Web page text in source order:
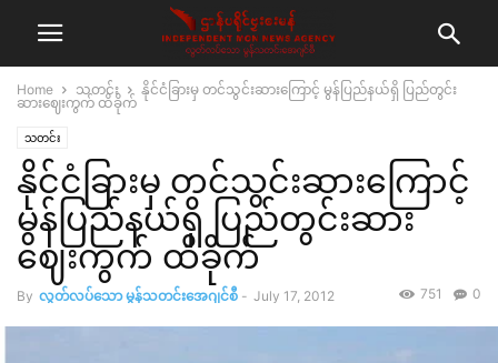
Home သတင်း
နိုင်ငံခြားမှ တင်သွင်းဆားကြောင့် မွန်ပြည်နယ်ရှိ ပြည်တွင်း
ဆားဈေးကွက် ထိခိုက်
သတင်း
နိုင်ငံခြားမှ တင်သွင်းဆားကြောင့်
မွန်ပြည်နယ်ရှိ ပြည်တွင်းဆား
ဈေးကွက် ထိခိုက်
By လွတ်လပ်သော မွန်သတင်းအေဂျင်စီ - July 17, 2012 0
751